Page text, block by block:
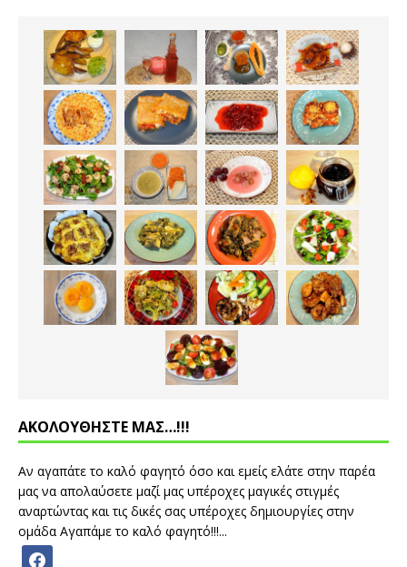
ΑΚΟΛΟΥΘΗΣΤΕ ΜΑΣ…!!!
Αν αγαπάτε το καλό φαγητό όσο και εμείς ελάτε στην παρέα
μας να απολαύσετε μαζί μας υπέροχες μαγικές στιγμές
αναρτώντας και τις δικές σας υπέροχες δημιουργίες στην
ομάδα Αγαπάμε το καλό φαγητό!!!...